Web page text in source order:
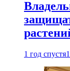
1 год спустя